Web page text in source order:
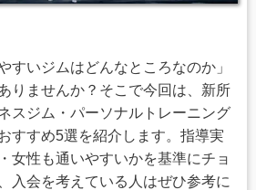
すいジムはどんなところなのか」
りませんか？そこで今回は、新所
スジム・パーソナルトレーニング
すすめ5選を紹介します。指導実
女性も通いやすいかを基準にチョ
入会を考えている人はぜひ参考に